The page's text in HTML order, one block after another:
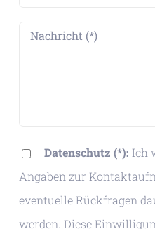
Datenschutz (*): Ich
Angaben zur
eventuelle Rückfragen
werden. Diese